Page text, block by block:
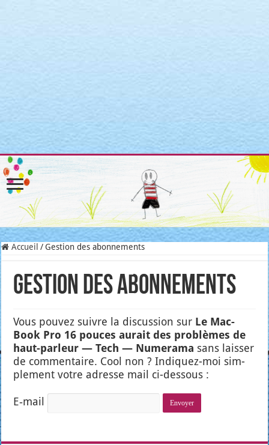
: Attempt to read property "post_type" on null in
/home/clients/3a3c8cae3088c621098b274e6da68c7c/sites/
includes/link-template.php
on line 4190
Accueil / Gestion des abonnements
Gestion des abonnements
Vous pou­vez suivre la dis­cus­sion sur Le Mac­
Book Pro 16 pouces aurait des pro­blèmes de
haut-par­leur — Tech — Nume­ra­ma sans lais­ser
de com­men­taire. Cool non ? Indi­quez-moi sim­
ple­ment votre adresse mail ci-des­sous :
E‑mail